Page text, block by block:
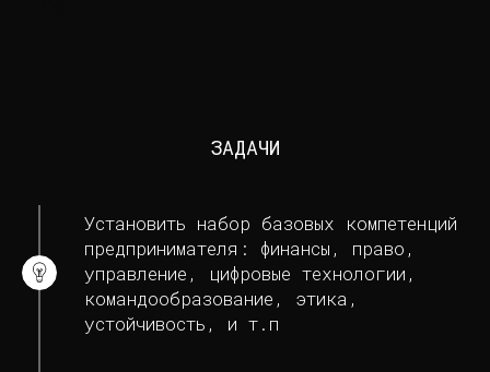
ЗАДАЧИ
Установить набор базовых компетенций
предпринимателя: финансы, право,
управление, цифровые технологии,
командообразование, этика,
устойчивость, и т.п